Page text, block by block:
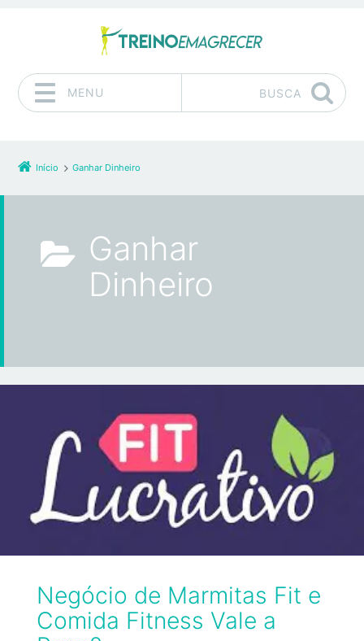
MENU BUSCA
Início Ganhar Dinheiro
Ganhar
Dinheiro
Negócio de Marmitas Fit e
Comida Fitness Vale a